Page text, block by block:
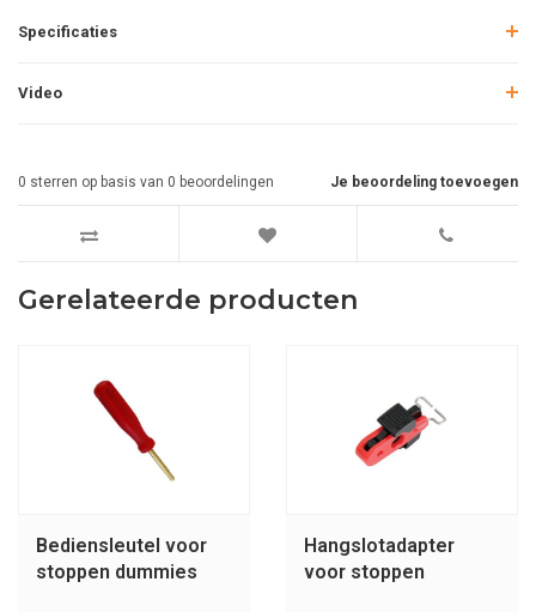
Specificaties
Video
Je beoordeling toevoegen
0 sterren op basis van 0 beoordelingen
Gerelateerde producten
Bediensleutel voor
stoppen dummies
Hangslotadapter
voor stoppen